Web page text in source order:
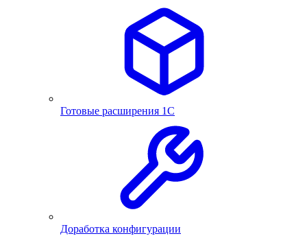
Готовые расширения 1С
Доработка конфигурации